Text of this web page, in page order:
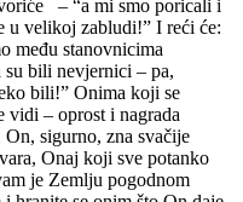
– “a mi smo poricali i
u velikoj zabludi!” I reći će:
među stanovnicima
bili nevjernici – pa,
bili!” Onima koji se
vidi – oprost i nagrada
sigurno, zna svačije
Onaj koji sve potanko
je Zemlju pogodnom